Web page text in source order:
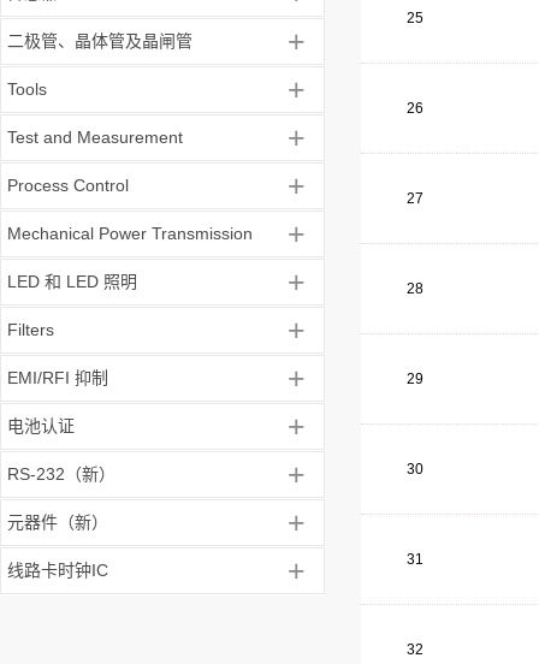
二极管、晶体管及晶闸管 +
Tools +
Test and Measurement +
Process Control +
Mechanical Power Transmission +
LED 和 LED 照明 +
Filters +
EMI/RFI 抑制 +
电池认证 +
RS-232（新） +
元器件（新） +
线路卡时钟IC +
25
26
27
28
29
30
31
32